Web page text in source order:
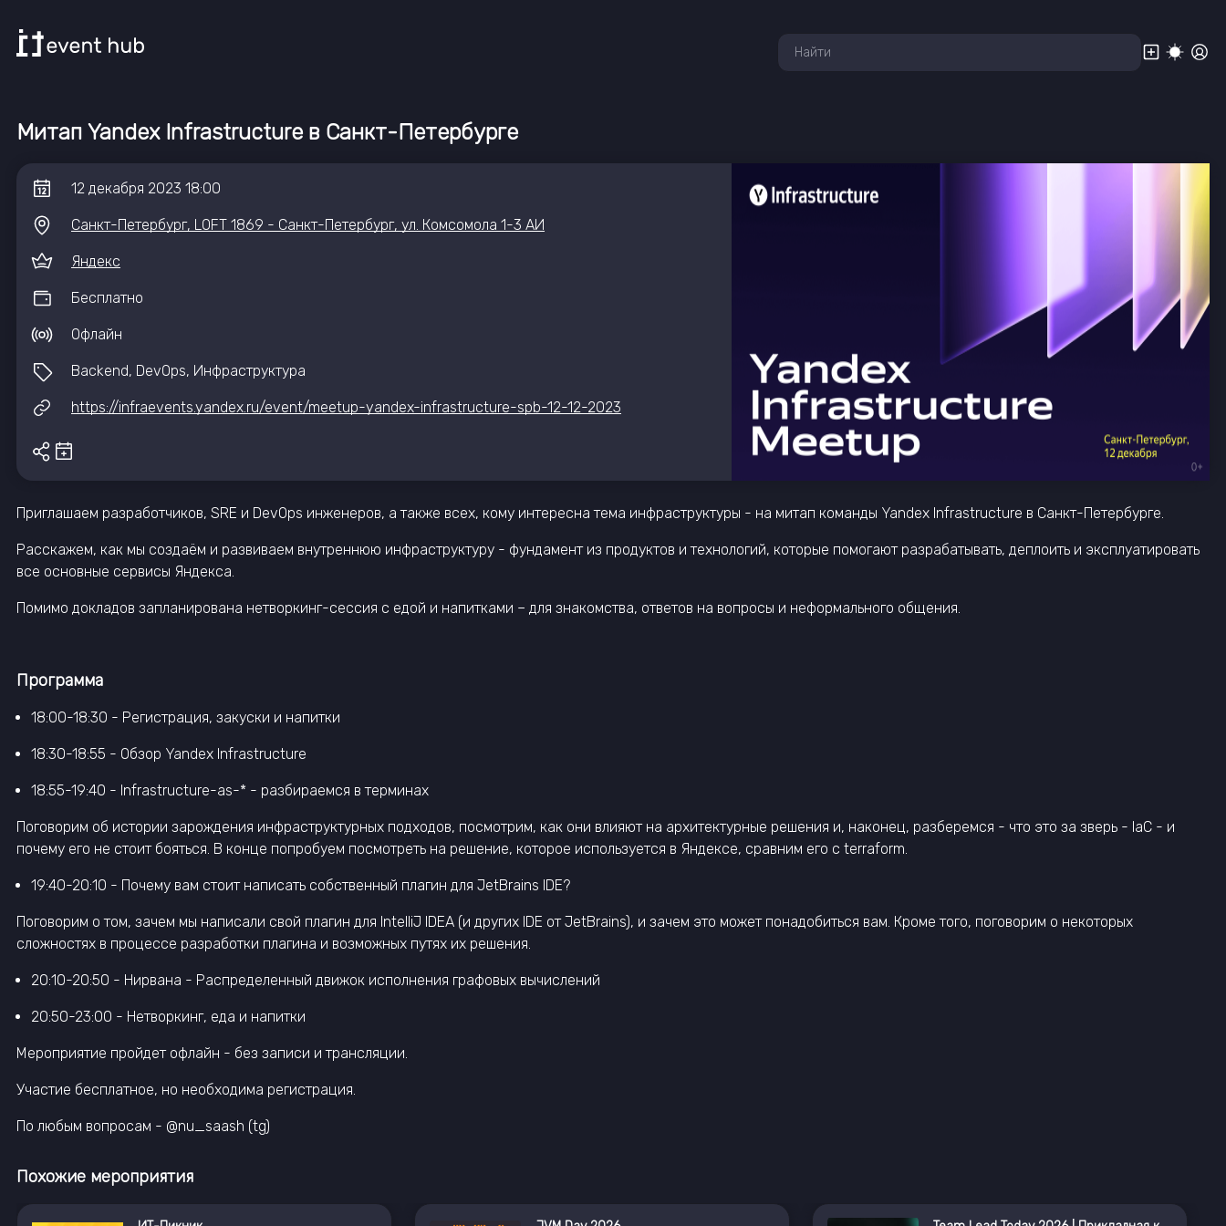
Митап Yandex Infrastructure в Санкт-Петербурге
12 декабря 2023 18:00
Санкт-Петербург, LOFT 1869 - Санкт-Петербург, ул. Комсомола 1-3 АИ
Яндекс
Бесплатно
Офлайн
Backend, DevOps, Инфраструктура
https://infraevents.yandex.ru/event/meetup-yandex-infrastructure-spb-12-12-2023
Приглашаем разработчиков, SRE и DevOps инженеров, а также всех, кому интересна тема инфраструктуры - на митап команды Yandex Infrastructure в Санкт-Петербурге.
Расскажем, как мы создаём и развиваем внутреннюю инфраструктуру - фундамент из продуктов и технологий, которые помогают разрабатывать, деплоить и эксплуатировать
все основные сервисы Яндекса.
Помимо докладов запланирована нетворкинг-сессия с едой и напитками – для знакомства, ответов на вопросы и неформального общения.
Программа
18:00-18:30 - Регистрация, закуски и напитки
18:30-18:55 - Обзор Yandex Infrastructure
18:55-19:40 - Infrastructure-as-* - разбираемся в терминах
Поговорим об истории зарождения инфраструктурных подходов, посмотрим, как они влияют на архитектурные решения и, наконец, разберемся - что это за зверь - IaC - и
почему его не стоит бояться. В конце попробуем посмотреть на решение, которое используется в Яндексе, сравним его с terraform.
19:40-20:10 - Почему вам стоит написать собственный плагин для JetBrains IDE?
Поговорим о том, зачем мы написали свой плагин для IntelliJ IDEA (и других IDE от JetBrains), и зачем это может понадобиться вам. Кроме того, поговорим о некоторых
сложностях в процессе разработки плагина и возможных путях их решения.
20:10-20:50 - Нирвана - Распределенный движок исполнения графовых вычислений
20:50-23:00 - Нетворкинг, еда и напитки
Мероприятие пройдет офлайн - без записи и трансляции.
Участие бесплатное, но необходима регистрация.
По любым вопросам - @nu_saash (tg)
Похожие мероприятия